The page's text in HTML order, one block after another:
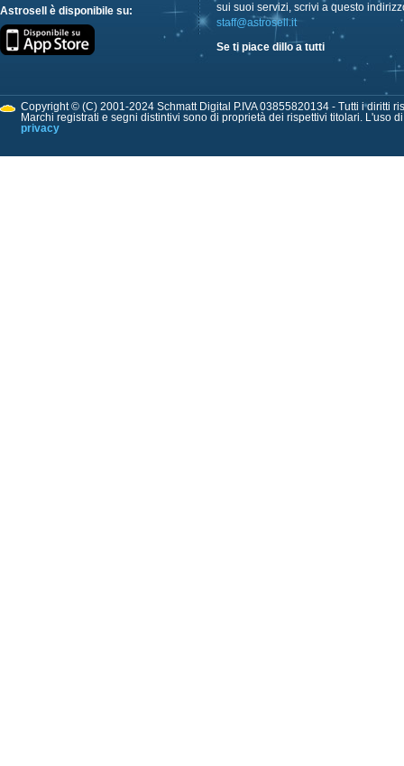
Astrosell è disponibile su:
sui suoi servizi, scrivi a questo
staff@astrosell.it
Se ti piace dillo a tutti
Copyright © (C) 2001-2024 Schmatt Digital P.IVA 03855820134 - Tutti i diritti
Marchi registrati e segni distintivi sono di proprietà dei rispettivi titolari. L'uso
privacy